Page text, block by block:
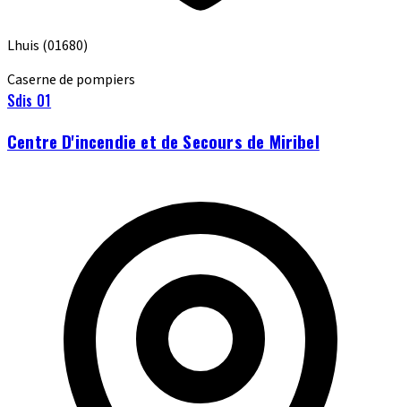
Lhuis (01680)
Caserne de pompiers
Sdis 01
Centre D'incendie et de Secours de Miribel